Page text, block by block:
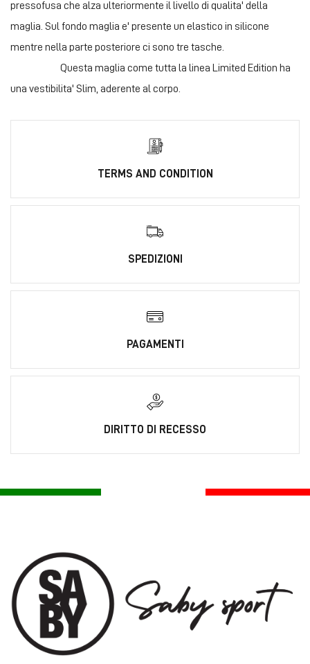
pressofusa che alza ulteriormente il livello di qualita' della
maglia. Sul fondo maglia e' presente un elastico in silicone
mentre nella parte posteriore ci sono tre tasche.
Questa maglia come tutta la linea Limited Edition ha
una vestibilita' Slim, aderente al corpo.
TERMS AND CONDITION
SPEDIZIONI
PAGAMENTI
DIRITTO DI RECESSO